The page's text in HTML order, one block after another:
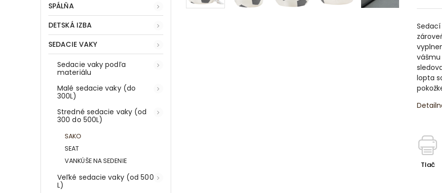
SPÁLŇA
DETSKÁ IZBA
SEDACIE VAKY
Sedacie vaky podľa
materiálu
Malé sedacie vaky (do
300L)
Stredné sedacie vaky (od
300 do 500L)
SAKO
SEAT
VANKÚŠE NA SEDENIE
Veľké sedacie vaky (od 500
L)
lopta
Tlač